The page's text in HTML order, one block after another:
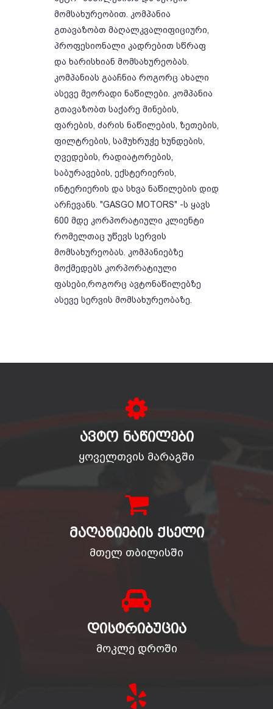
მომსახურეობით. კომპანია
გთავაზობთ მაღალკვალიფიციური,
პროფესიონალი კადრებით სწრაფ
და ხარისხიან მომსახურეობას.
კომპანიას გააჩნია როგორც ახალი
ასევე მეორადი ნაწილები. კომპანია
გთავაზობთ საქარე მინების,
ფარების, ძარის ნაწილების, ზეთების,
ფილტრების, სამუხრუჭე ხუნდების,
ღვედების, რადიატორების,
საბურავების, ექსტერიერის,
ინტერიერის და სხვა ნაწილების დიდ
არჩევანს. "GASGO MOTORS" -ს ყავს
600 მდე კორპორატიული კლიენტი
რომელთაც უწევს სერვის
მომსახურეობას. კომპანიებზე
მოქმედებს კორპორატიული
ფასები,როგორც ავტონაწილებზე
ასევე სერვის მომსახურეობაზე.
ᲐᲕᲢᲝ ᲜᲐᲬᲘᲚᲔᲑᲘ
ყოველთვის მარაგში
ᲛᲐᲦᲐᲖᲘᲔᲑᲘᲡ ᲥᲡᲔᲚᲘ
მთელ თბილისში
ᲓᲘᲡᲢᲠᲘᲑᲣᲪᲘᲐ
მოკლე დროში